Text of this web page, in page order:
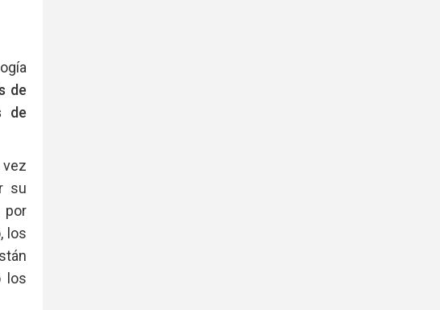
de
de
su
por
los
los